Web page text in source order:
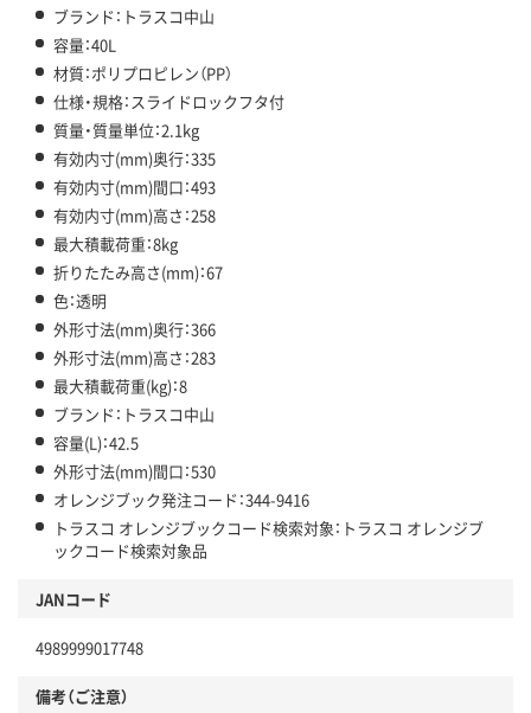
ブランド：トラスコ中山
容量：40L
材質：ポリプロピレン（PP）
仕様・規格：スライドロックフタ付
質量・質量単位：2.1kg
有効内寸(mm)奥行：335
有効内寸(mm)間口：493
有効内寸(mm)高さ：258
最大積載荷重：8kg
折りたたみ高さ(mm)：67
色：透明
外形寸法(mm)奥行：366
外形寸法(mm)高さ：283
最大積載荷重(kg)：8
ブランド：トラスコ中山
容量(L)：42.5
外形寸法(mm)間口：530
オレンジブック発注コード：344-9416
トラスコ オレンジブックコード検索対象：トラスコ オレンジブ
ックコード検索対象品
JANコード
4989999017748
備考（ご注意）